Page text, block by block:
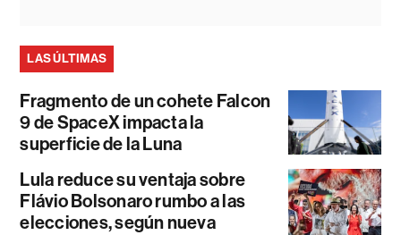
LAS ÚLTIMAS
Fragmento de un cohete Falcon
9 de SpaceX impacta la
superficie de la Luna
Lula reduce su ventaja sobre
Flávio Bolsonaro rumbo a las
elecciones, según nueva